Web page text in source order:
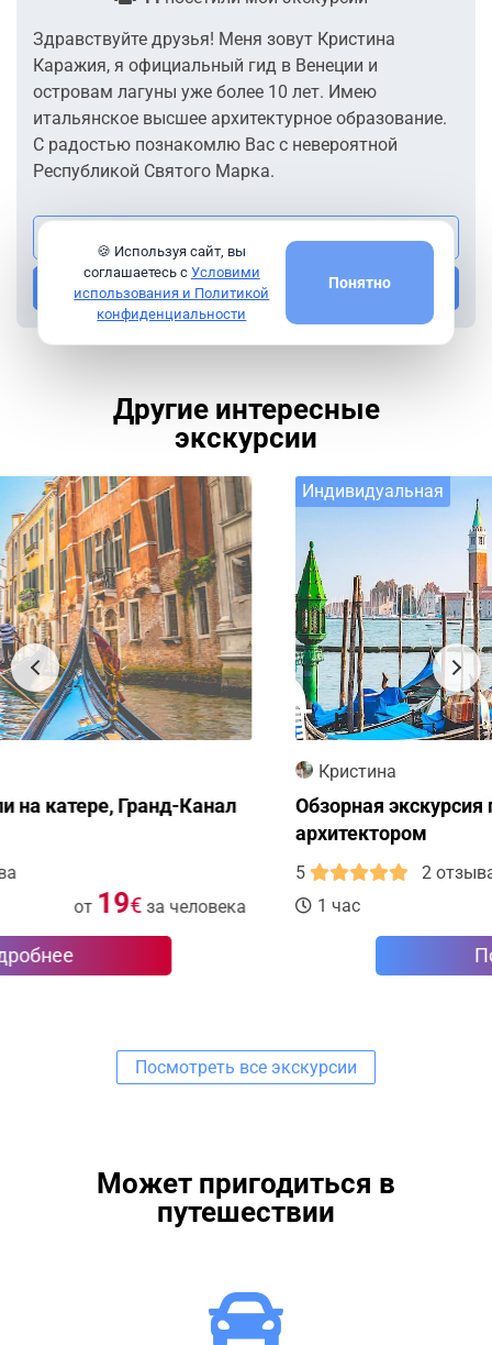
Здравствуйте друзья! Меня зовут Кристина
Каражия, я официальный гид в Венеции и
островам лагуны уже более 10 лет. Имею
итальянское высшее архитектурное образование.
С радостью познакомлю Вас с невероятной
Республикой Святого Марка.
Посмотреть все экскурсии гида
Напишите мне
Другие интересные
экскурсии
Индивидуальная
Обзорная экскурсия по Венеции с гидом
1 час
от 8€
Посмотреть все экскурсии
Может пригодиться в
путешествии
🍪 Используя сайт, вы
соглашаетесь с Условими
использования и Политикой
конфиденциальности
Понятно